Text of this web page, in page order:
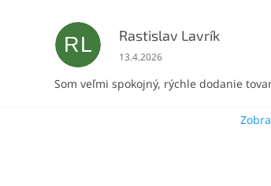
RL Rastislav Lavrík
Hodnotenie obchodu je 5 z 5
13.4.2026
Som veľmi spokojný, rýchle dodanie